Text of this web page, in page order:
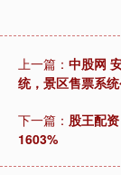
上一篇： 中股网
统，景区售票系
下一篇： 股王配
1603%